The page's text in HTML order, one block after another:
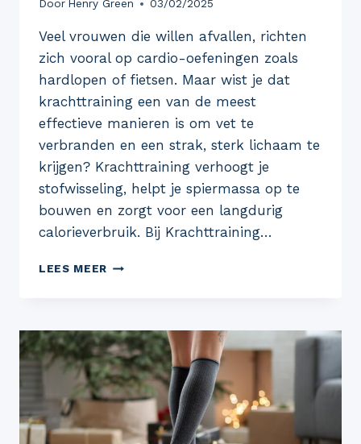
Door Henry Green 03/02/2025
Veel vrouwen die willen afvallen, richten
zich vooral op cardio-oefeningen zoals
hardlopen of fietsen. Maar wist je dat
krachttraining een van de meest
effectieve manieren is om vet te
verbranden en een strak, sterk lichaam te
krijgen? Krachttraining verhoogt je
stofwisseling, helpt je spiermassa op te
bouwen en zorgt voor een langdurig
calorieverbruik. Bij Krachttraining…
LEES MEER AFVALLEN
SLEUTEL
TOT
EEN
SLANKER
EN
STERKER
LICHAAM